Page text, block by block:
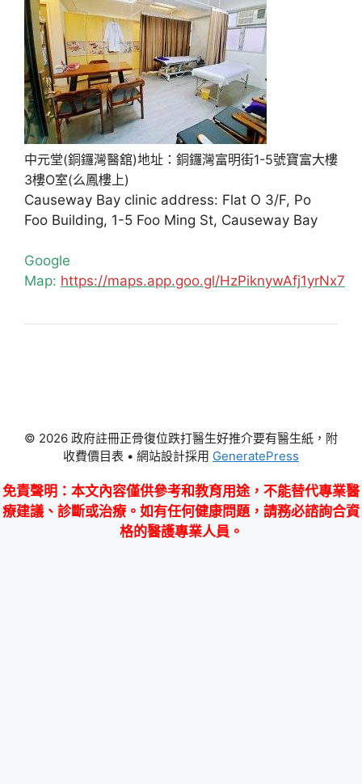
中元堂(銅鑼灣醫舘)地址：銅鑼灣富明街1-5號寶富大樓
3樓O室(么鳳樓上)
Causeway Bay clinic address: Flat O 3/F, Po
Foo Building, 1-5 Foo Ming St, Causeway Bay
Google
Map: https://maps.app.goo.gl/HzPiknywAfj1yrNx7
© 2026 政府註冊正骨復位跌打醫生好推介要有醫生紙，附
收費價目表 • 網站設計採用 GeneratePress
免責聲明 ：本文內容僅供參考和教育用途，不能替代專業醫
療建議、診斷或治療。如有任何健康問題，請務必諮詢合資
格的醫護專業人員。